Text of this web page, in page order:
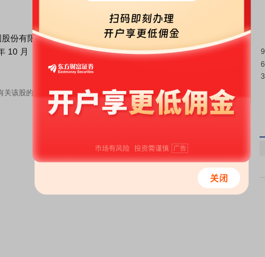
关该股的有效信息，以交易所的公告为准，敬请投资者注意风险。